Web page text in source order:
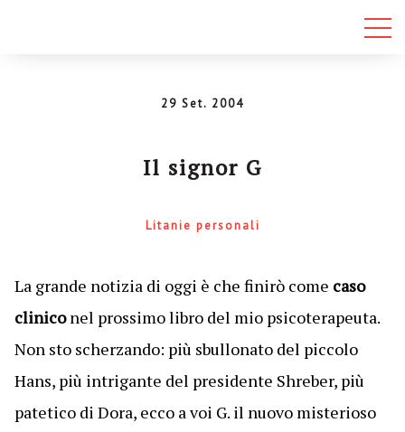
29 Set. 2004
Il signor G
Litanie personali
La grande notizia di oggi è che finirò come caso
cliniconel prossimo libro del mio psicoterapeuta.
Non sto scherzando: più sbullonato del piccolo
Hans, più intrigante del presidente Shreber, più
patetico di Dora, ecco a voi G. il nuovo misterioso